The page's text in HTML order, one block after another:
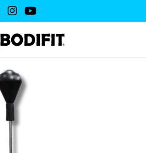
/Športni pripomočki